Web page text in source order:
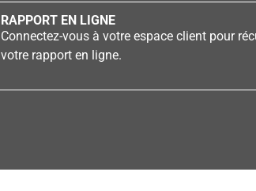
RAPPORT EN LIGNE
Connectez-vous à votre espace client pour
votre rapport en ligne.